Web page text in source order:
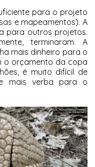
para o projeto
e mapeamentos). A
para outros projetos.
terminaram. A
mais dinheiro para o
o orçamento da copa
é muito difícil de
mais verba para o